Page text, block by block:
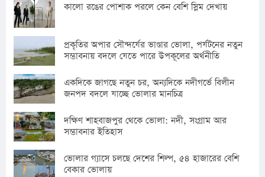
কালো রঙের পোশাক পরলে কেন বেশি স্লিম দেখায়
প্রকৃতির অপার সৌন্দর্যের ভাণ্ডার ভোলা, পর্যটনের নতুন
সম্ভাবনায় বদলে যেতে পারে উপকূলের অর্থনীতি
একদিকে জাগছে নতুন চর, অন্যদিকে নদীগর্ভে বিলীন
জনপদ বদলে যাচ্ছে ভোলার মানচিত্র
দক্ষিণ শাহবাজপুর থেকে ভোলা: নদী, সংগ্রাম আর
সম্ভাবনার ইতিহাস
ভোলার গ্যাসে চলছে দেশের শিল্প, ৫৪ হাজারের বেশি
বেকার ভোলায়